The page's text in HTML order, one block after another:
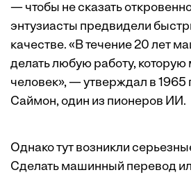
— чтобы не сказать
энтузиасты предвидели
качестве. «В течение 20 лет
делать любую работу, которую
человек», — утверждал в 1965
Саймон, один из пионеров ИИ.
Однако тут возникли
Сделать машинный перевод